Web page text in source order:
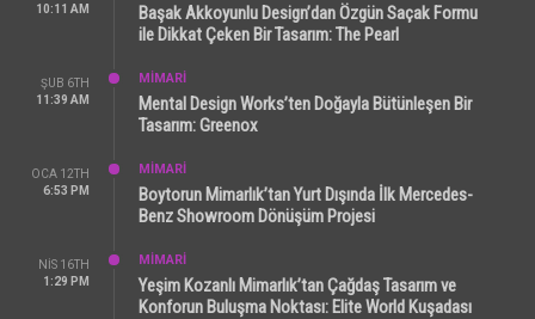
10:11 AM
Başak Akkoyunlu Design’dan Özgün Saçak Formu
ile Dikkat Çeken Bir Tasarım: The Pearl
ŞUB 6TH
11:39 AM
MİMARİ
Mental Design Works’ten Doğayla Bütünleşen Bir
Tasarım: Greenox
OCA 12TH
6:53 PM
MİMARİ
Boytorun Mimarlık’tan Yurt Dışında İlk Mercedes-
Benz Showroom Dönüşüm Projesi
NIS 16TH
1:29 PM
MİMARİ
Yeşim Kozanlı Mimarlık’tan Çağdaş Tasarım ve
Konforun Buluşma Noktası: Elite World Kuşadası